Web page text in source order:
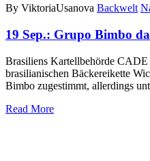
By ViktoriaUsanova Backwelt
19 Sep.: Grupo Bimbo
Brasiliens Kartellbehörde CADE
brasilianischen Bäckereikette
Bimbo zugestimmt, allerdings
Read More